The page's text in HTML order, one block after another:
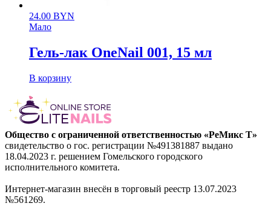
24.00 BYN
Мало
Гель-лак OneNail 001, 15 мл
В корзину
Общество с ограниченной ответственностью «РеМикс Т»
свидетельство о гос. регистрации №491381887 выдано
18.04.2023 г. решением Гомельского городского
исполнительного комитета.
Интернет-магазин внесён в торговый реестр 13.07.2023
№561269.